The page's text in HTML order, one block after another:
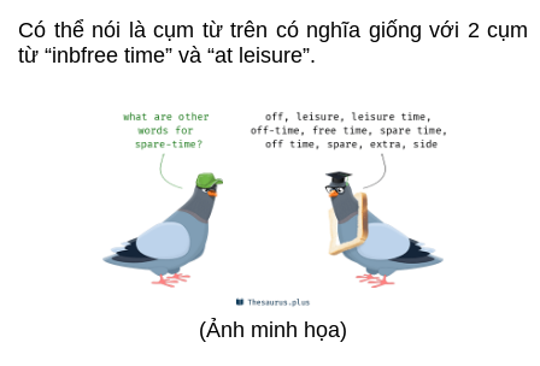
Có thể nói là cụm từ trên có nghĩa giống với 2 cụm
từ “inbfree time” và “at leisure”.
(Ảnh minh họa)